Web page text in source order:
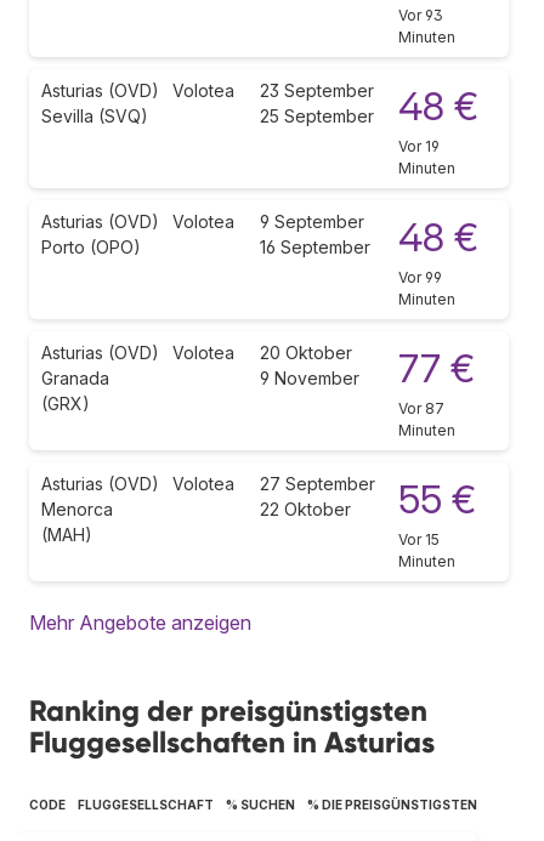
Vor 93
Minuten
Asturias (OVD)
Sevilla (SVQ)
Volotea
23 September
25 September
48 €
Vor 19
Minuten
Asturias (OVD)
Porto (OPO)
Volotea
9 September
16 September
48 €
Vor 99
Minuten
Asturias (OVD)
Granada
(GRX)
Volotea
20 Oktober
9 November
77 €
Vor 87
Minuten
Asturias (OVD)
Menorca
(MAH)
Volotea
27 September
22 Oktober
55 €
Vor 15
Minuten
Mehr Angebote anzeigen
Ranking der preisgünstigsten
Fluggesellschaften in Asturias
CODE FLUGGESELLSCHAFT % SUCHEN % DIE PREISGÜNSTIGSTEN